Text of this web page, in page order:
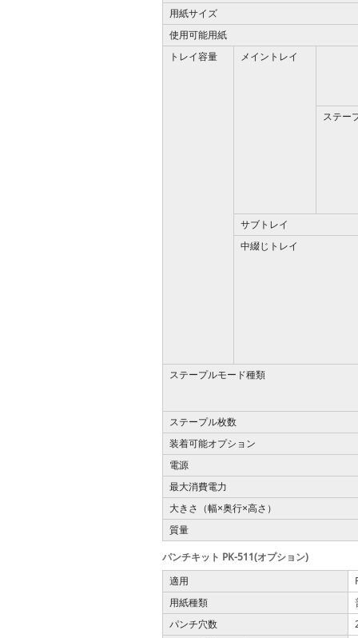
用紙サイズ
使用可能用紙
トレイ容量
メイントレイ
ステー
サブトレイ
中綴じトレイ
ステープルモード種類
ステープル枚数
装着可能オプション
電源
最大消費電力
大きさ（幅×奥行×高さ）
質量
パンチキット PK-511(オプション)
適用
用紙種類
パンチ穴数